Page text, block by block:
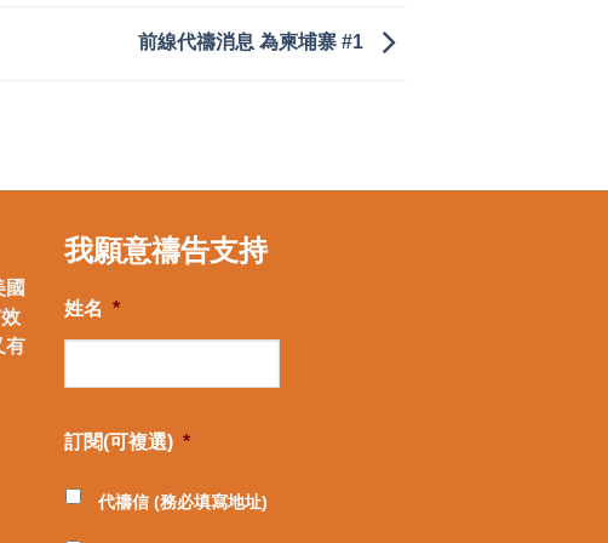
前線代禱消息 為柬埔寨 #1
國
有
我願意禱告支持
姓名 *
訂閱(可複選) *
代禱信 (務必填寫地址)